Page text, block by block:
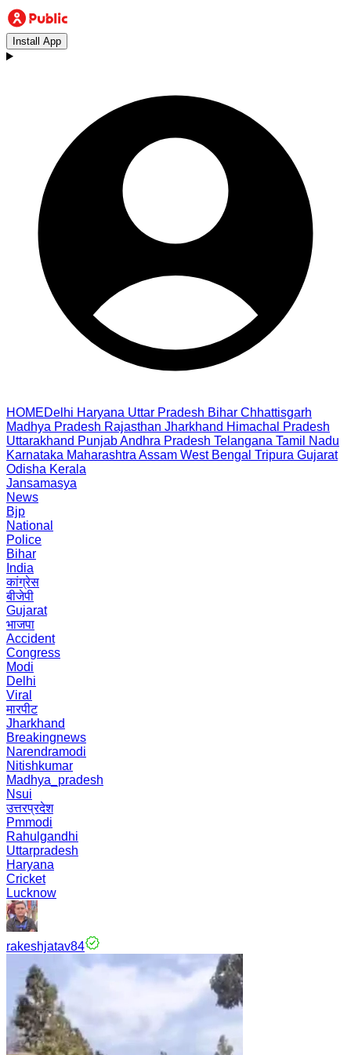
Install App
HOMEDelhi Haryana Uttar Pradesh Bihar Chhattisgarh
Madhya Pradesh Rajasthan Jharkhand Himachal Pradesh
Uttarakhand PunjabAndhra Pradesh Telangana Tamil Nadu
Karnataka Maharashtra Assam West Bengal Tripura Gujarat
Odisha Kerala
Jansamasya
News
Bjp
National
Police
Bihar
India
कांग्रेस
बीजेपी
Gujarat
भाजपा
Accident
Congress
Modi
Delhi
Viral
मारपीट
Jharkhand
Breakingnews
Narendramodi
Nitishkumar
Madhya_pradesh
Nsui
उत्तरप्रदेश
Pmmodi
Rahulgandhi
Uttarpradesh
Haryana
Cricket
Lucknow
rakeshjatav84